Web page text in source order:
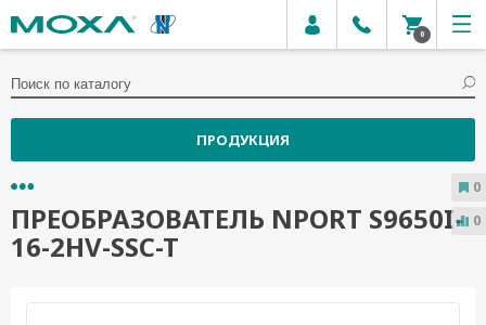
0
ПРОДУКЦИЯ
ПРЕОБРАЗОВАТЕЛЬ NPORT S9650I-
16-2HV-SSC-T
0
0